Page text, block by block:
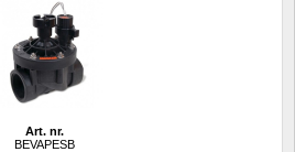
Art. nr.
BEVAPESB